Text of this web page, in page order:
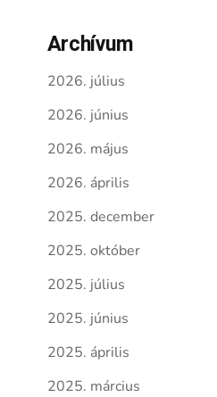
Archívum
2026. július
2026. június
2026. május
2026. április
2025. december
2025. október
2025. július
2025. június
2025. április
2025. március